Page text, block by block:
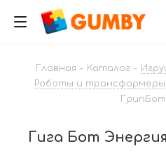
Главная - Каталог -
Роботы и трансформеры
Гига Бот